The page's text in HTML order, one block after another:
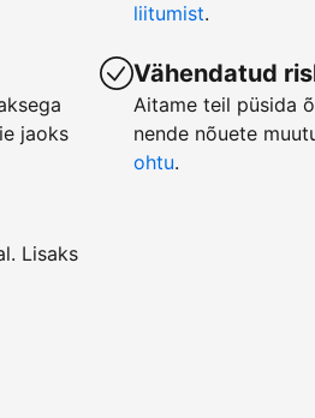
jaoks
Lisaks
liitumist.
Vähendatud
Aitame teil püsida
nende nõuete
ohtu.